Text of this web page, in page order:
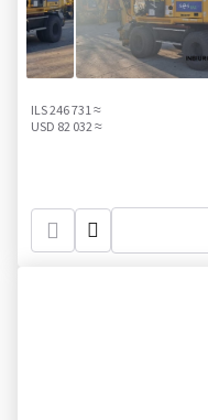
≈ 246 731 ILS
≈ 82 032 USD